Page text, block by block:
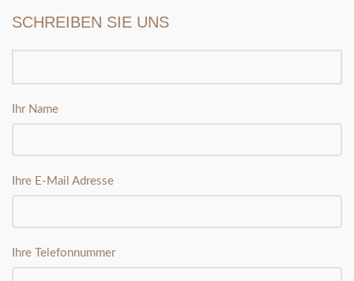
SCHREIBEN SIE UNS
Ihr Name
Ihre E-Mail Adresse
Ihre Telefonnummer